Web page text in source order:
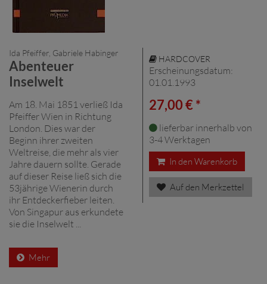
Ida Pfeiffer, Gabriele Habinger
Abenteuer
Inselwelt
Am 18. Mai 1851 verließ Ida
Pfeiffer Wien in Richtung
London. Dies war der
Beginn ihrer zweiten
Weltreise, die mehr als vier
Jahre dauern sollte. Gerade
auf dieser Reise ließ sich die
53jährige Wienerin durch
ihr Entdeckerfieber leiten.
Von Singapur aus erkundete
sie die Inselwelt ...
Mehr
HARDCOVER
Erscheinungsdatum:
01.01.1993
27,00 € *
lieferbar innerhalb von
3-4 Werktagen
In den Warenkorb
Auf den Merkzettel